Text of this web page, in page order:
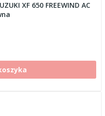
XF 650 FREEWIND AC